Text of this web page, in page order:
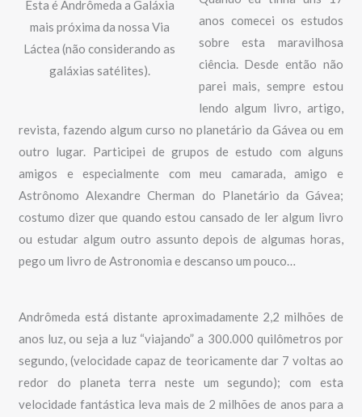
Esta é Andrômeda a Galáxia
mais próxima da nossa Via
Láctea (não considerando as
galáxias satélites).
anos comecei os estudos
sobre esta maravilhosa
ciência. Desde então não
parei mais, sempre estou
lendo algum livro, artigo,
revista, fazendo algum curso no planetário da Gávea ou em
outro lugar. Participei de grupos de estudo com alguns
amigos e especialmente com meu camarada, amigo e
Astrônomo Alexandre Cherman do Planetário da Gávea;
costumo dizer que quando estou cansado de ler algum livro
ou estudar algum outro assunto depois de algumas horas,
pego um livro de Astronomia e descanso um pouco…
Andrômeda está distante aproximadamente 2,2 milhões de
anos luz, ou seja a luz “viajando” a 300.000 quilômetros por
segundo, (velocidade capaz de teoricamente dar 7 voltas ao
redor do planeta terra neste um segundo); com esta
velocidade fantástica leva mais de 2 milhões de anos para a